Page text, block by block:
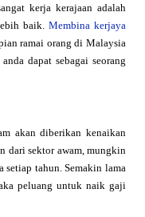
kerja kerajaan adalah
baik. Membina kerjaya
ramai orang di Malaysia
dapat sebagai seorang
akan diberikan kenaikan
dari sektor awam, mungkin
tahun. Semakin lama
peluang untuk naik gaji